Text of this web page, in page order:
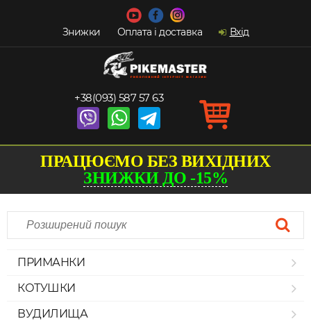
Знижки Оплата і доставка Вхід
+38(093) 587 57 63
ПРАЦЮЄМО БЕЗ ВИХІДНИХ
ЗНИЖКИ ДО -15%
ПРИМАНКИ
КОТУШКИ
ВУДИЛИЩА